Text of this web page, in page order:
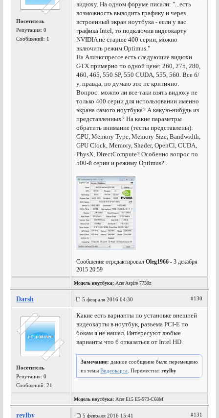
Посетитель
Репутация:0
Сообщений: 1
видюху. На одном форуме писали: "...есть
возможность выводить графику и через
встроенный экран ноутбука - если у вас
графика Intel, то подключив видеокарту
NVIDIA не старше 400 серии, можно
включить режим Optimus."
На Алиэкспрессе есть следующие видюхи
GTX примерно по одной цене: 260, 275, 280,
460, 465, 550 SP, 550 CUDA, 555, 560. Все б/
у, правда, но думаю это не критично.
Вопрос: можно ли все-таки взять видюху не
только 400 серии для использовании именно
экрана самого ноутбука? А какую-нибудь из
представленных? На какие параметры
обратить внимание (тесты представлены):
GPU, Memory Type, Memory Size, Bandwidth,
GPU Clock, Memory, Shader, OpenCl, CUDA,
PhysX, DirectCompute? Особенно вопрос по
500-й серии и режиму Optimus?..
Сообщение отредактировалOleg1966 - 3 декабря
2015 20:59
Модель ноутбука: Acer Aspire 7730z
Darsh 5 февраля 2016 04:30 #130
Посетитель
Репутация:0
Сообщений: 21
Какие есть варианты по установке внешней
видеокарты в ноутбук, разъема PCI-E по
бокам я не нашел. Интересуют любые
варианты что б отказаться от Intel HD.
Замечание: данное сообщение было перемещено
из темыВидеокарта . Переместил:reylby
Модель ноутбука: Acer E15 E5-573-C68M
reylby 5 февраля 2016 15:41 #131